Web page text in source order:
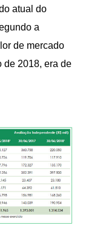
atual do
a
de mercado
de 2018, era de